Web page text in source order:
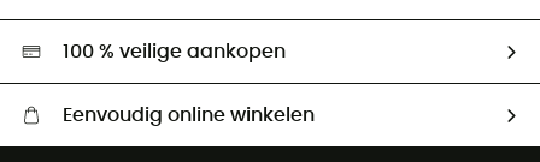
Hardgreen
100 % veilige aankopen
Eenvoudig online winkelen